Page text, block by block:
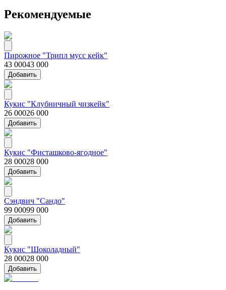
Рекомендуемые
Пирожное "Трипл мусс кейк"
43 00043 000
Добавить
Кукис "Клубничный чизкейк"
26 00026 000
Добавить
Кукис "Фисташково-ягодное"
28 00028 000
Добавить
Сэндвич "Сандо"
99 00099 000
Добавить
Кукис "Шоколадный"
28 00028 000
Добавить